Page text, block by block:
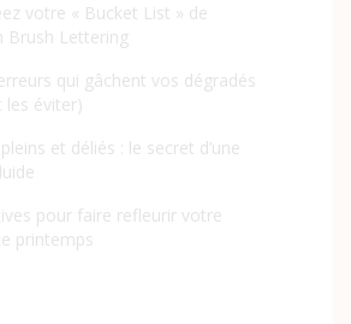
votre « Bucket List » de
Brush Lettering
qui gâchent vos dégradés
les éviter)
et déliés : le secret d’une
pour faire refleurir votre
printemps